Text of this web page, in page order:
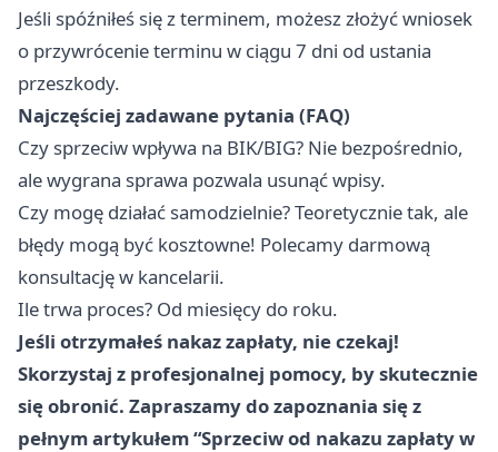
Jeśli spóźniłeś się z terminem, możesz złożyć wniosek
o przywrócenie terminu w ciągu 7 dni od ustania
przeszkody.
Najczęściej zadawane pytania (FAQ)
Czy sprzeciw wpływa na BIK/BIG? Nie bezpośrednio,
ale wygrana sprawa pozwala usunąć wpisy.
Czy mogę działać samodzielnie? Teoretycznie tak, ale
błędy mogą być kosztowne! Polecamy darmową
konsultację w kancelarii.
Ile trwa proces? Od miesięcy do roku.
Jeśli otrzymałeś nakaz zapłaty, nie czekaj!
Skorzystaj z profesjonalnej pomocy, by skutecznie
się obronić. Zapraszamy do zapoznania się z
pełnym artykułem “Sprzeciw od nakazu zapłaty w